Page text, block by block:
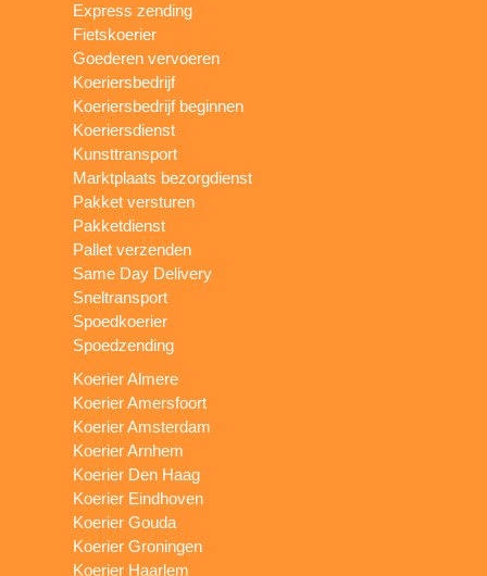
Express zending
Fietskoerier
Goederen vervoeren
Koeriersbedrijf
Koeriersbedrijf beginnen
Koeriersdienst
Kunsttransport
Marktplaats bezorgdienst
Pakket versturen
Pakketdienst
Pallet verzenden
Same Day Delivery
Sneltransport
Spoedkoerier
Spoedzending
Koerier Almere
Koerier Amersfoort
Koerier Amsterdam
Koerier Arnhem
Koerier Den Haag
Koerier Eindhoven
Koerier Gouda
Koerier Groningen
Koerier Haarlem